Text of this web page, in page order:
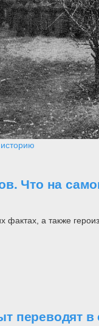
Что на
фактах, а также
переводят в